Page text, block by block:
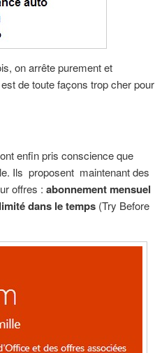
on arrête purement et
de toute façons trop cher pour
enfin pris conscience que
Ils proposent maintenant des
offres :abonnement mensuel
dans le temps (Try Before